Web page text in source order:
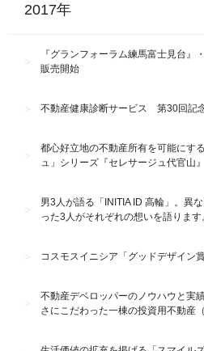
2017年
『グランフォーラム練馬富士見台』
販売開始
不動産健康診断サービス 第30回記
都心好立地の不動産所有を可能にす
ュ」シリーズ『セレサージュ代官山』
男3人が語る「INITIA ID 高輪」。異
った3人がそれぞれの想いを語ります
コスモスイニシア「グッドデザイン
不動産デベロッパーのノウハウと実
さにこだわった一棟の投資用不動産（